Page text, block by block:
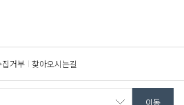
집거부 찾아오시는길